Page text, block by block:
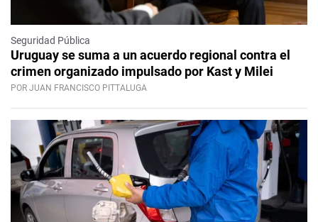
Seguridad Pública
Uruguay se suma a un acuerdo regional contra el
crimen organizado impulsado por Kast y Milei
POR JUAN FRANCISCO PITTALUGA